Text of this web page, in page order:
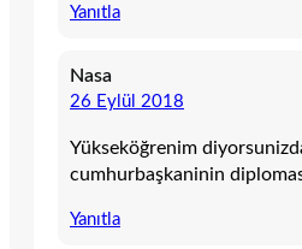
Yanıtla
Nasa
26 Eylül 2018
Yükseköğrenim
cumhurbaşkaninin
Yanıtla